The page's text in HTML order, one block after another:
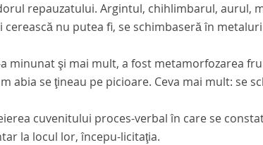
repauzatului. Argintul, chihlimbarul, aurul,
cerească nu putea fi, se schimbaseră în
a minunat şi mai mult, a fost metamorfozarea
abia se ţineau pe picioare. Ceva mai mult: se
cuvenitului proces-verbal în care se
la locul lor, începu-licitaţia.